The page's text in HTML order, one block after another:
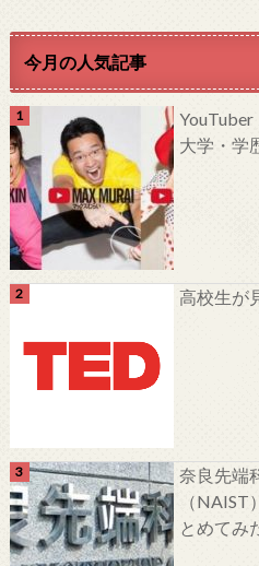
今月の人気記事
大学・学
高校生が
奈良先端
（
とめてみ